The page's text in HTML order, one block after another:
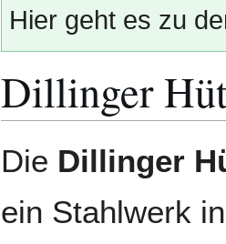
Hier geht es zu
Dillinger
Navigation
Suche
Die Dillinger
ein Stahlwerk